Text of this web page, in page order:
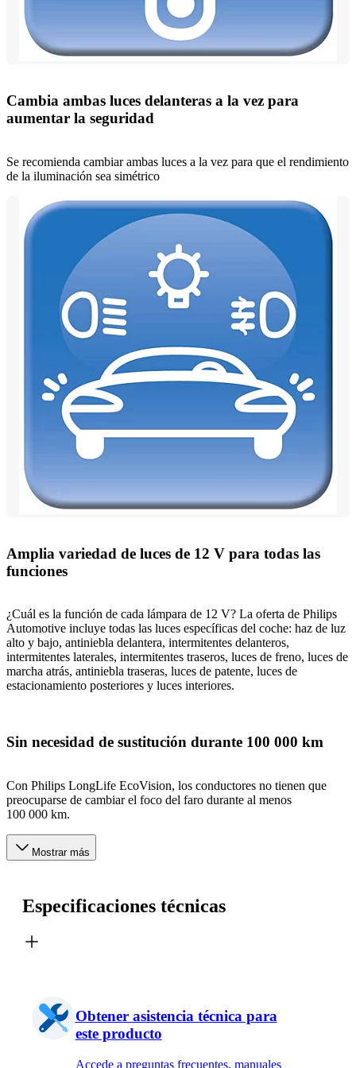
Cambia ambas luces delanteras a la vez para
aumentar la seguridad
Se recomienda cambiar ambas luces a la vez para que el rendimiento
de la iluminación sea simétrico
Amplia variedad de luces de 12 V para todas las
funciones
¿Cuál es la función de cada lámpara de 12 V? La oferta de Philips
Automotive incluye todas las luces específicas del coche: haz de luz
alto y bajo, antiniebla delantera, intermitentes delanteros,
intermitentes laterales, intermitentes traseros, luces de freno, luces de
marcha atrás, antiniebla traseras, luces de patente, luces de
estacionamiento posteriores y luces interiores.
Sin necesidad de sustitución durante 100 000 km
Con Philips LongLife EcoVision, los conductores no tienen que
preocuparse de cambiar el foco del faro durante al menos
100 000 km.
Mostrar más
Especificaciones técnicas
Obtener asistencia técnica para
este producto
Accede a preguntas frecuentes, manuales